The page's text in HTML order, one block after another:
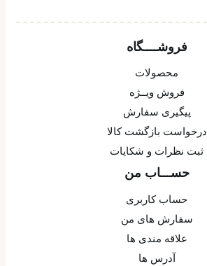
فروشــــگاه
محصولات
فروش ویــژه
پیگیری سفارش
درخواست بازگشت کالا
ثبت نظرات و شکایات
حســـاب من
حساب کاربری
سفارش های من
علاقه مندی ها
آدرس ها